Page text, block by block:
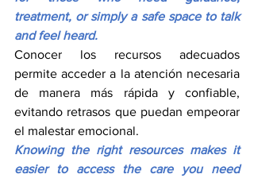
treatment, or simply a safe space to talk
and feel heard.
Conocer los recursos adecuados
permite acceder a la atención necesaria
de manera más rápida y confiable,
evitando retrasos que puedan empeorar
el malestar emocional.
Knowing the right resources makes it
easier to access the care you need